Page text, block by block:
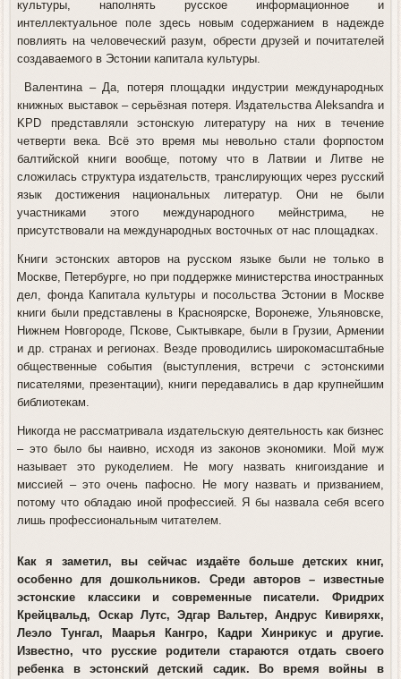
культуры, наполнять русское информационное и
интеллектуальное поле здесь новым содержанием в надежде
повлиять на человеческий разум, обрести друзей и почитателей
создаваемого в Эстонии капитала культуры.
Валентина– Да, потеря площадки индустрии международных
книжных выставок – серьёзная потеря. Издательства Aleksandra и
KPD представляли эстонскую литературу на них в течение
четверти века. Всё это время мы невольно стали форпостом
балтийской книги вообще, потому что в Латвии и Литве не
сложилась структура издательств, транслирующих через русский
язык достижения национальных литератур. Они не были
участниками этого международного мейнстрима, не
присутствовали на международных восточных от нас площадках.
Книги эстонских авторов на русском языке были не только в
Москве, Петербурге, но при поддержке министерства иностранных
дел, фонда Капитала культуры и посольства Эстонии в Москве
книги были представлены в Красноярске, Воронеже, Ульяновске,
Нижнем Новгороде, Пскове, Сыктывкаре, были в Грузии, Армении
и др. странах и регионах. Везде проводились широкомасштабные
общественные события (выступления, встречи с эстонскими
писателями, презентации), книги передавались в дар крупнейшим
библиотекам.
Никогда не рассматривала издательскую деятельность как бизнес
– это было бы наивно, исходя из законов экономики. Мой муж
называет это рукоделием. Не могу назвать книгоиздание и
миссией – это очень пафосно. Не могу назвать и призванием,
потому что обладаю иной профессией. Я бы назвала себя всего
лишь профессиональным читателем.
Как я заметил, вы сейчас издаёте больше детских книг,
особенно для дошкольников. Среди авторов – известные
эстонские классики и современные писатели. Фридрих
Крейцвальд, Оскар Лутс, Эдгар Вальтер, Андрус Кивиряхк,
Леэло Тунгал, Маарья Кангро, Кадри Хинрикус и другие.
Известно, что русские родители стараются отдать своего
ребенка в эстонский детский садик. Во время войны в